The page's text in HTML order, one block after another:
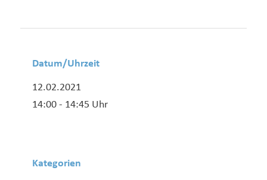
Datum/Uhrzeit
12.02.2021
14:00 - 14:45 Uhr
Kategorien